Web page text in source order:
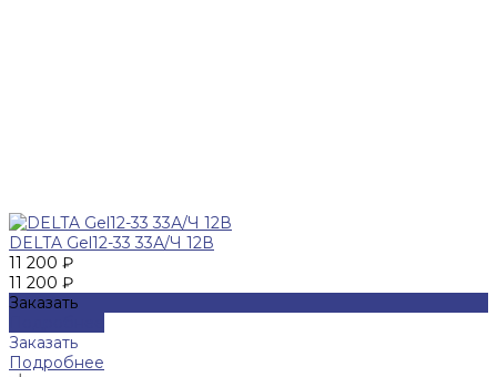
DELTA Gel12-33 33А/Ч 12В
11 200 ₽
11 200 ₽
Заказать
Заказать
Подробнее